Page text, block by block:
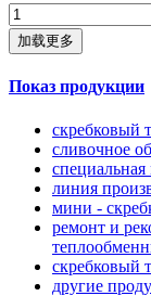
加载更多
Показ продукции
скребковый
сливочное
линия
мини -
ремонт и
скребковый
другие